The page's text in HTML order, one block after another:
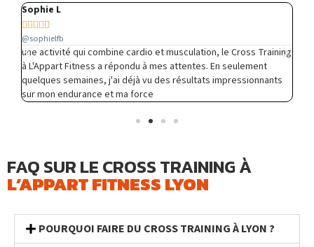
Sophie L
    
@sophielfb
une activité qui combine cardio et musculation, le Cross Training
à L'Appart Fitness a répondu à mes attentes. En seulement
quelques semaines, j'ai déjà vu des résultats impressionnants
sur mon endurance et ma force
FAQ SUR LE CROSS TRAINING À
L’APPART FITNESS LYON
POURQUOI FAIRE DU CROSS TRAINING À LYON ?